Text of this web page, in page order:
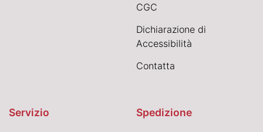
CGC
Dichiarazione di
Accessibilità
Contatta
Servizio Spedizione